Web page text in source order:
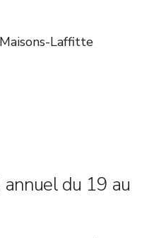
Laffitte
du 19 au